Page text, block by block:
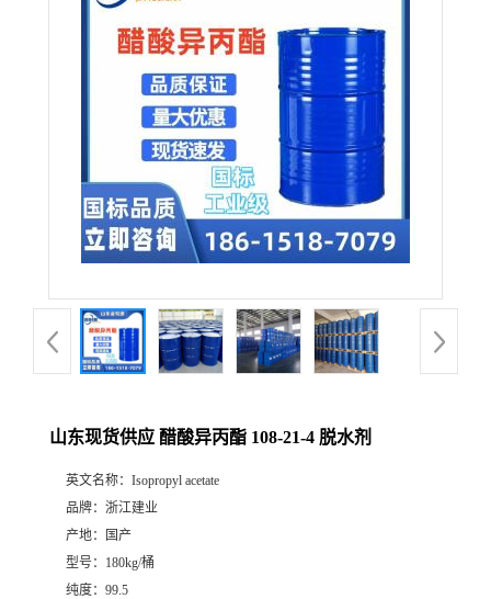
山东现货供应 醋酸异丙酯 108-21-4 脱水剂
英文名称： Isopropyl acetate
品牌： 浙江建业
产地：
国产
型号： 180kg/桶
纯度： 99.5